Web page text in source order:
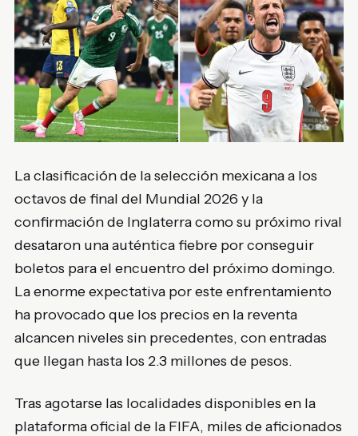
La clasificación de la selección mexicana a los
octavos de final del Mundial 2026 y la
confirmación de Inglaterra como su próximo rival
desataron una auténtica fiebre por conseguir
boletos para el encuentro del próximo domingo.
La enorme expectativa por este enfrentamiento
ha provocado que los precios en la reventa
alcancen niveles sin precedentes, con entradas
que llegan hasta los 2.3 millones de pesos.
Tras agotarse las localidades disponibles en la
plataforma oficial de la FIFA, miles de aficionados